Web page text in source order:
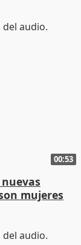
00:53
mujeres